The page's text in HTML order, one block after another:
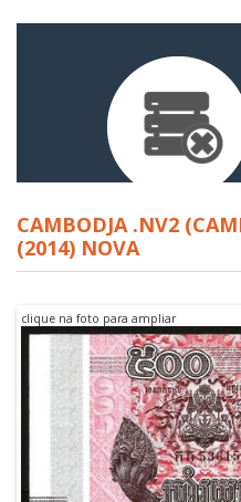
CAMBODJA .NV2
(2014) NOVA
clique na foto para ampliar